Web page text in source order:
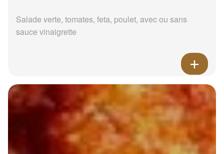
Salade verte, tomates, feta, poulet, avec ou sans
sauce vinaigrette